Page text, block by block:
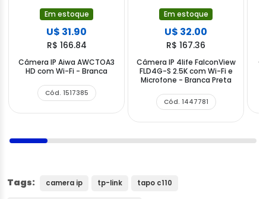
Em estoque
U$ 31.90
R$ 166.84
Câmera IP Aiwa AWCTOA3
HD com Wi-Fi - Branca
Cód. 1517385
Em estoque
U$ 32.00
R$ 167.36
Câmera IP 4life FalconView
FLD4G-S 2.5K com Wi-Fi e
Microfone - Branca Preta
Cód. 1447781
Tags: camera ip tp-link tapo c110